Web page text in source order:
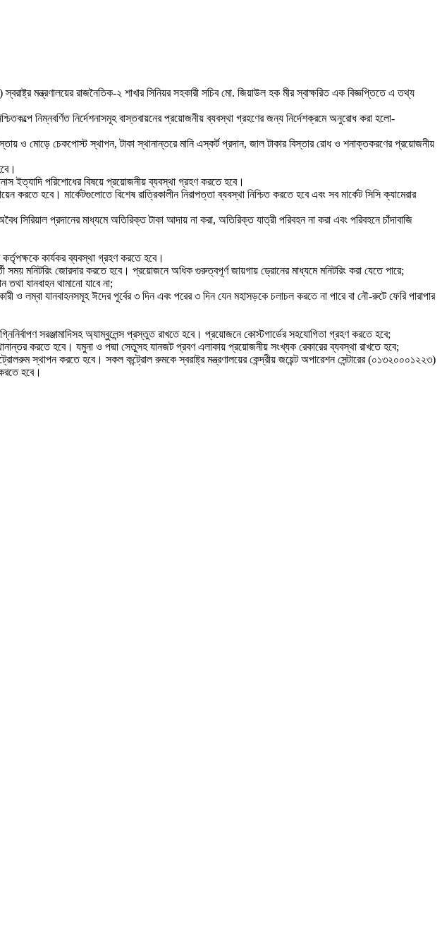
মন্ত্রণালয়ের রাজনৈতিক-২ শাখার সিনিয়র সহকারী সচিব মো. জিয়াউল হক মীর স্বাক্ষরিত এক বিজ্ঞপ্তিতে এ তথ্য
নিম্নবর্ণিত নির্দেশনাসমূহ বাস্তবায়নের প্রয়োজনীয় ব্যবস্থা গ্রহণের জন্য নির্দেশক্রমে অনুরোধ করা হলো-
ও মোড়ে চেকপোস্ট স্থাপন, টাকা স্থানান্তরে মানি এস্কর্ট প্রদান, জাল টাকার বিস্তার রোধ ও শনাক্তকরণের প্রয়োজনীয়
ইত্যাদি পরিশোধের বিষয়ে প্রয়োজনীয় ব্যবস্থা গ্রহণ করতে হবে।
করতে হবে। মার্কেটগুলোতে বিশেষ রাত্রিকালীন নিরাপত্তা ব্যবস্থা নিশ্চিত করতে হবে এবং সব মার্কেট সিসি ক্যামেরার
প্রদানের মাধ্যমে অতিরিক্ত টাকা আদায় না করা, অতিরিক্ত যাত্রী পরিবহন না করা এবং পরিবহনে চাঁদাবাজি
কার্যকর ব্যবস্থা গ্রহণ করতে হবে।
মনিটরিং জোরদার করতে হবে। প্রয়োজনে অধিক গুরুত্বপূর্ণ জায়গায় ড্রোনের মাধ্যমে মনিটরিং করা যেতে পারে;
যানবাহন থামানো যাবে না;
ও লম্বা যানবাহনসমূহ ঈদের পূর্বের ৩ দিন এবং পরের ৩ দিন যেন মহাসড়কে চলাচল করতে না পারে বা নৌ-রুটে ফেরি পারাপার
সরঞ্জামাদিসহ অ্যাম্বুলেন্স প্রস্তুত রাখতে হবে। প্রয়োজনে কোস্টগার্ডের সহযোগিতা গ্রহণ করতে হবে;
করতে হবে। যমুনা ও পদ্মা সেতুসহ যানজট প্রবণ এলাকায় প্রয়োজনীয় সংখ্যক রেকারের ব্যবস্থা রাখতে হবে;
স্থাপন করতে হবে। সকল কন্ট্রোল রুমকে স্বরাষ্ট্র মন্ত্রণালয়ের কেন্দ্রীয় জয়েন্ট অপারেশন সেন্টারের (০১৩২০০০১২২৩)
হবে।